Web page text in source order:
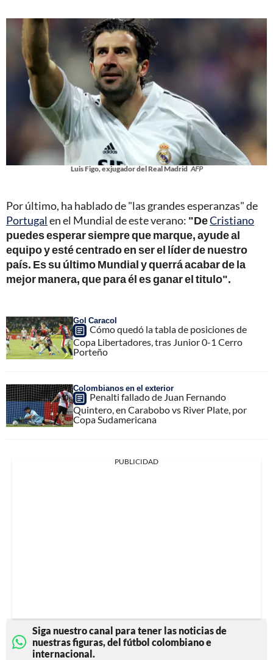
Luis Figo, exjugador del Real Madrid AFP
Por último, ha hablado de "las grandes esperanzas" de
Portugalen el Mundial de este verano: "DeCristiano
puedes esperar siempre que marque, ayude al
equipo y esté centrado en ser el líder de nuestro
país. Es su último Mundial y querrá acabar de la
mejor manera, que para él es ganar el titulo".
Gol Caracol
Cómo quedó la tabla de posiciones de
Copa Libertadores, tras Junior 0-1 Cerro
Porteño
Colombianos en el exterior
Penalti fallado de Juan Fernando
Quintero, en Carabobo vs River Plate, por
Copa Sudamericana
PUBLICIDAD
Siga nuestro canal para tener las noticias de
nuestras figuras, del fútbol colombiano e
internacional.